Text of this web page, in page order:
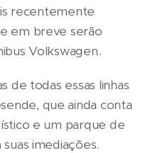
recentemente
em breve serão
Volkswagen.
de todas essas linhas
que ainda conta
e um parque de
imediações.